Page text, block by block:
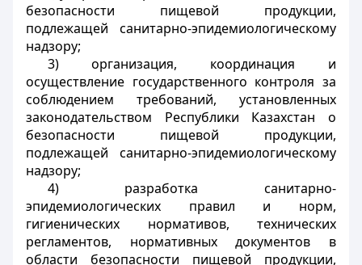
безопасности пищевой продукции,
подлежащей санитарно-эпидемиологическому
надзору;
3) организация, координация и
осуществление государственного контроля за
соблюдением требований, установленных
законодательством Республики Казахстан о
безопасности пищевой продукции,
подлежащей санитарно-эпидемиологическому
надзору;
4) разработка санитарно-
эпидемиологических правил и норм,
гигиенических нормативов, технических
регламентов, нормативных документов в
области безопасности пищевой продукции,